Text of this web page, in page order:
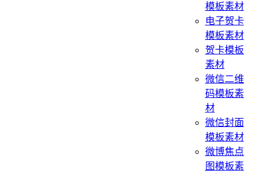
模板素材
电子贺卡
模板素材
贺卡模板
素材
微信二维
码模板素
材
微信封面
模板素材
微博焦点
图模板素